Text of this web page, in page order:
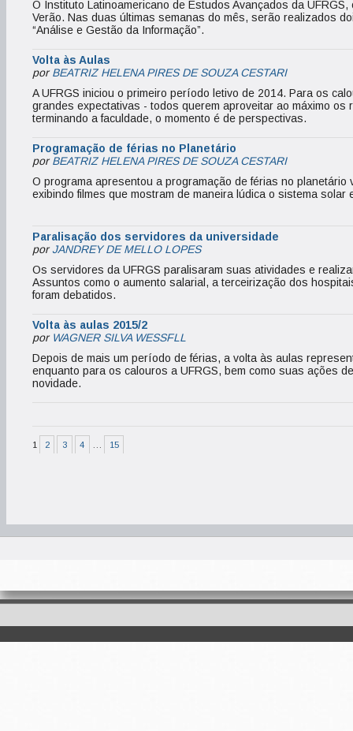
O Instituto Latinoamericano de Estudos Avançados da
Verão. Nas duas últimas semanas do mês, serão realizados
“Análise e Gestão da Informação”.
Volta às Aulas
porBEATRIZ HELENA PIRES DE SOUZA CESTARI
A UFRGS iniciou o primeiro período letivo de 2014. Para os
grandes expectativas - todos querem aproveitar ao máximo
terminando a faculdade, o momento é de perspectivas.
Programação de férias no Planetário
porBEATRIZ HELENA PIRES DE SOUZA CESTARI
O programa apresentou a programação de férias no
exibindo filmes que mostram de maneira lúdica o sistema
Paralisação dos servidores da universidade
porJANDREY DE MELLO LOPES
Os servidores da UFRGS paralisaram suas atividades e
Assuntos como o aumento salarial, a terceirização dos
foram debatidos.
Volta às aulas 2015/2
por WAGNER SILVA WESSFLL
Depois de mais um período de férias, a volta às aulas
enquanto para os calouros a UFRGS, bem como suas ações
novidade.
1 2 3 4 15